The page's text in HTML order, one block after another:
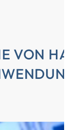
VON